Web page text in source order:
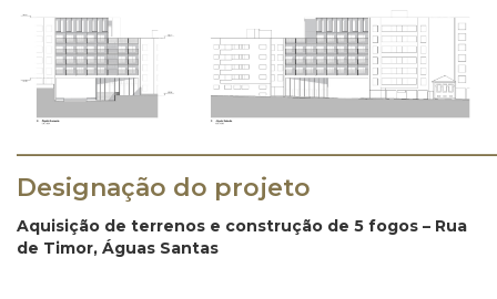
Designação do projeto
Aquisição de terrenos e construção de 5 fogos – Rua
de Timor, Águas Santas